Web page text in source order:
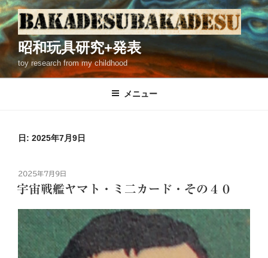
コ
ン
テ
ン
ツ
へ
昭和玩具研究+発表
toy research from my childhood
メニュー
日: 2025年7月9日
投
稿
日:
2025年7月9日
宇宙戦艦ヤマト・ミ二カード・その４０